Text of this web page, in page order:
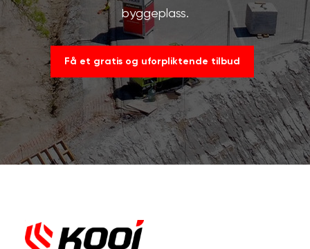
byggeplass.
Få et gratis og uforpliktende tilbud